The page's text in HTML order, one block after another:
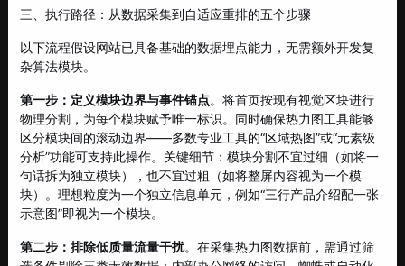
三、执行路径：从数据采集到自适应重排的五个步骤
以下流程假设网站已具备基础的数据埋点能力，无需额外开发复
杂算法模块。
第一步：定义模块边界与事件锚点。将首页按现有视觉区块进行
物理分割，为每个模块赋予唯一标识。同时确保热力图工具能够
区分模块间的滚动边界——多数专业工具的“区域热图”或“元素级
分析”功能可支持此操作。关键细节：模块分割不宜过细（如将一
句话拆为独立模块），也不宜过粗（如将整屏内容视为一个模
块）。理想粒度为一个独立信息单元，例如“三行产品介绍配一张
示意图”即视为一个模块。
第二步：排除低质量流量干扰。在采集热力图数据前，需通过筛